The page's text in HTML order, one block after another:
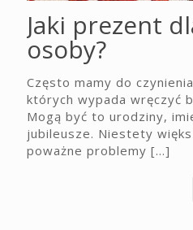
Jaki prezent
osoby?
Często mamy do
których wypada wręczyć
Mogą być to urodziny,
jubileusze. Niestety
poważne problemy […]